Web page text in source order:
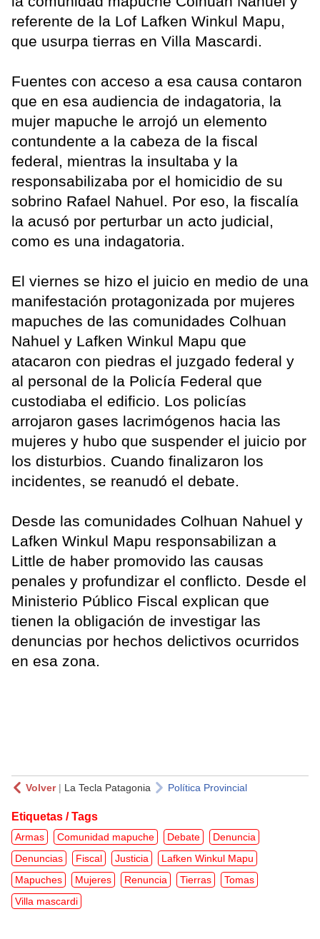
referente de la Lof Lafken Winkul Mapu,
que usurpa tierras en Villa Mascardi.
Fuentes con acceso a esa causa contaron
que en esa audiencia de indagatoria, la
mujer mapuche le arrojó un elemento
contundente a la cabeza de la fiscal
federal, mientras la insultaba y la
responsabilizaba por el homicidio de su
sobrino Rafael Nahuel. Por eso, la fiscalía
la acusó por perturbar un acto judicial,
como es una indagatoria.
El viernes se hizo el juicio en medio de una
manifestación protagonizada por mujeres
mapuches de las comunidades Colhuan
Nahuel y Lafken Winkul Mapu que
atacaron con piedras el juzgado federal y
al personal de la Policía Federal que
custodiaba el edificio. Los policías
arrojaron gases lacrimógenos hacia las
mujeres y hubo que suspender el juicio por
los disturbios. Cuando finalizaron los
incidentes, se reanudó el debate.
Desde las comunidades Colhuan Nahuel y
Lafken Winkul Mapu responsabilizan a
Little de haber promovido las causas
penales y profundizar el conflicto. Desde el
Ministerio Público Fiscal explican que
tienen la obligación de investigar las
denuncias por hechos delictivos ocurridos
en esa zona.
Volver| La Tecla Patagonia Política Provincial
Etiquetas / Tags
Armas Comunidad mapuche Debate
Denuncia
Denuncias
Fiscal Justicia
Lafken Winkul Mapu
Mapuches
Mujeres Renuncia Tierras
Tomas
Villa mascardi